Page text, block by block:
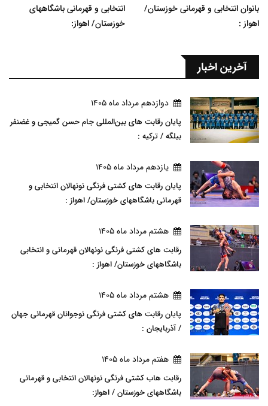
بانوان انتخابی و قهرمانی خوزستان/
اهواز :
انتخابی و قهرمانی باشگاههای
خوزستان/ اهواز:
آخرین اخبار
دوازدهم مرداد ماه 1405
پایان رقابت های بین‌المللی جام حسن گمیجی و غضنفر
بیلگه / ترکیه :
يازدهم مرداد ماه 1405
پایان رقابت های کشتی فرنگی نونهالان انتخابی و
قهرمانی باشگاههای خوزستان/ اهواز :
هشتم مرداد ماه 1405
رقابت های کشتی فرنگی نونهالان قهرمانی و انتخابی
باشگاههای خوزستان/ اهواز :
هشتم مرداد ماه 1405
پایان رقابت های کشتی فرنگی نوجوانان قهرمانی جهان
/ آذربایجان :
هفتم مرداد ماه 1405
رقابت هاب کشتی فرنگی نونهالان انتخابی و قهرمانی
باشگاههای خوزستان / اهواز: